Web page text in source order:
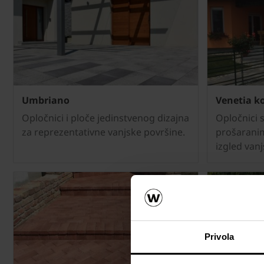
Privola
Umbriano
Opločnici i ploče jedinstvenog dizajna
za reprezentativne vanjske površine.
Venetia
Opločnici
izgled